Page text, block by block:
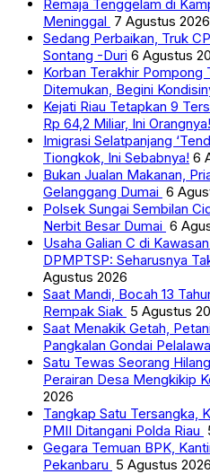
Remaja Tenggelam di
Meninggal 7 Agustus 2026
Sedang Perbaikan, Truk
Sontang -Duri 6 Agustus
Korban Terakhir
Ditemukan, Begini
Kejati Riau Tetapkan 9
Rp 64,2 Miliar, Ini Orangnya!
Imigrasi Selatpanjang
Tiongkok, Ini Sebabnya! 6
Bukan Jualan Makanan,
Gelanggang Dumai 6
Polsek Sungai Sembilan
Nerbit Besar Dumai 6
Usaha Galian C di
DPMPTSP: Seharusnya
Agustus 2026
Saat Mandi, Bocah 13
Rempak Siak 5 Agustus
Saat Menakik Getah,
Pangkalan Gondai
Satu Tewas Seorang
Perairan Desa Mengkikip
2026
Tangkap Satu Tersangka,
PMII Ditangani Polda Riau
Gegara Temuan BPK,
Pekanbaru 5 Agustus 2026